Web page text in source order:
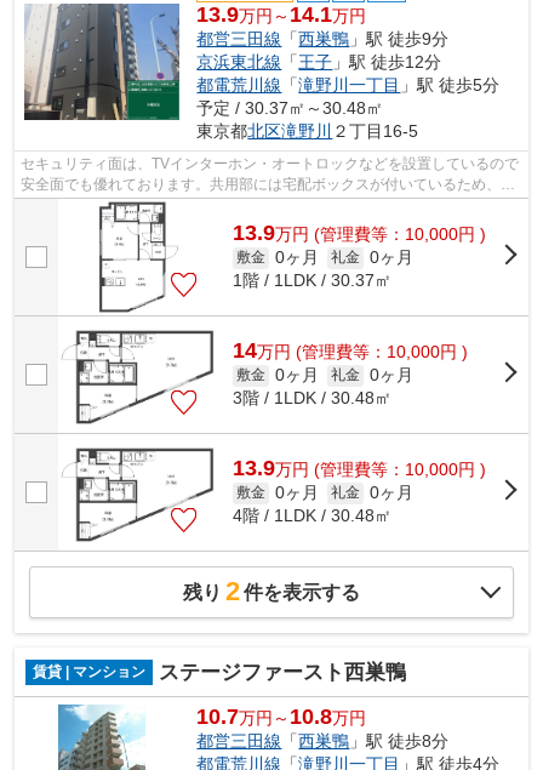
13.9万円～ 14.1万円
都営三田線 「西巣鴨 」駅 徒歩9分
京浜東北線 「王子 」駅 徒歩12分
都電荒川線 「滝野川一丁目 」駅 徒歩5分
予定 / 30.37㎡～30.48㎡
東京都北区滝野川 ２丁目16-5
セキュリティ面は、TVインターホン・オートロックなどを設置しているので
安全面でも優れております。共用部には宅配ボックスが付いているため、好
きなタイミングで荷物を受け取ること...
13.9万円 (管理費等：10,000円 )
敷金 0ヶ月 礼金 0ヶ月
1階 / 1LDK / 30.37㎡
14万円 (管理費等：10,000円 )
敷金 0ヶ月 礼金 0ヶ月
3階 / 1LDK / 30.48㎡
13.9万円 (管理費等：10,000円 )
敷金 0ヶ月 礼金 0ヶ月
4階 / 1LDK / 30.48㎡
残り 2件を表示する
賃貸 | マンション ステージファースト西巣鴨
10.7万円～ 10.8万円
都営三田線 「西巣鴨 」駅 徒歩8分
都電荒川線 「滝野川一丁目 」駅 徒歩4分